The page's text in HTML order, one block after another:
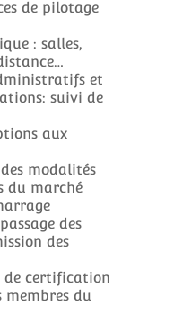
de pilotage
: salles,
et
suivi de
aux
modalités
du marché
des
des
de certification
membres du